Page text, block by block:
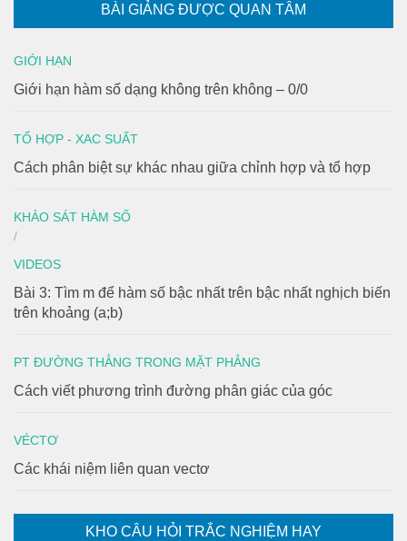
BÀI GIẢNG ĐƯỢC QUAN TÂM
GIỚI HẠN
Giới hạn hàm số dạng không trên không – 0/0
TỔ HỢP - XAC SUẤT
Cách phân biệt sự khác nhau giữa chỉnh hợp và tổ hợp
KHẢO SÁT HÀM SỐ
/
VIDEOS
Bài 3: Tìm m để hàm số bậc nhất trên bậc nhất nghịch biến
trên khoảng (a;b)
PT ĐƯỜNG THẲNG TRONG MẶT PHẲNG
Cách viết phương trình đường phân giác của góc
VÉCTƠ
Các khái niệm liên quan vectơ
KHO CÂU HỎI TRẮC NGHIỆM HAY